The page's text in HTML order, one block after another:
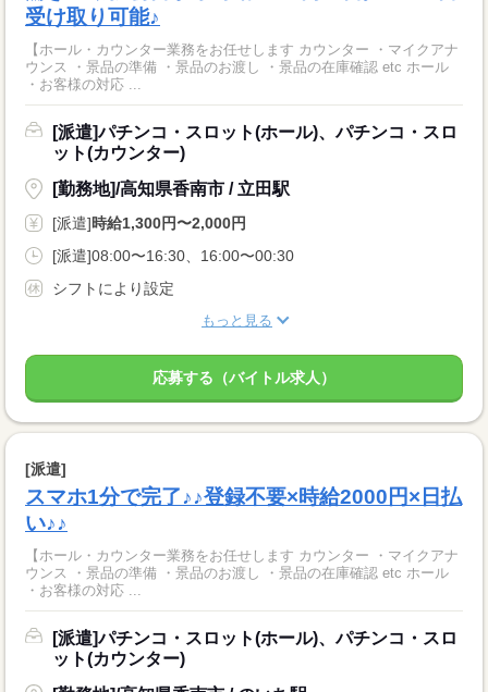
受け取り可能♪
【ホール・カウンター業務をお任せします カウンター ・マイクアナ
ウンス ・景品の準備 ・景品のお渡し ・景品の在庫確認 etc ホール
・お客様の対応 ...
[派遣]パチンコ・スロット(ホール)、パチンコ・スロ
ット(カウンター)
[勤務地]/高知県香南市 / 立田駅
[派遣]時給1,300円〜2,000円
[派遣]08:00〜16:30、16:00〜00:30
シフトにより設定
もっと見る
応募する（バイトル求人）
[派遣]
スマホ1分で完了♪♪登録不要×時給2000円×日払
い♪♪
【ホール・カウンター業務をお任せします カウンター ・マイクアナ
ウンス ・景品の準備 ・景品のお渡し ・景品の在庫確認 etc ホール
・お客様の対応 ...
[派遣]パチンコ・スロット(ホール)、パチンコ・スロ
ット(カウンター)